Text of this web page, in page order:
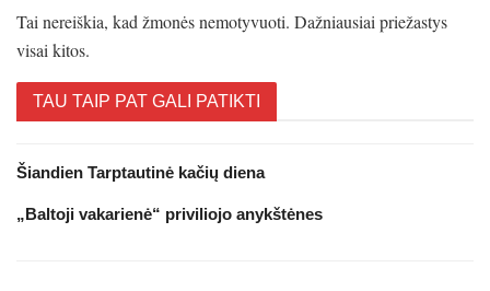
Tai nereiškia, kad žmonės nemotyvuoti. Dažniausiai priežastys
visai kitos.
TAU TAIP PAT GALI PATIKTI
Šiandien Tarptautinė kačių diena
„Baltoji vakarienė“ priviliojo anykštėnes